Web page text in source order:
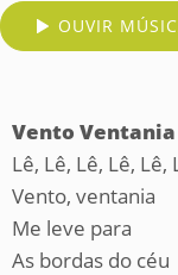
OUVIR
Vento Ventania
Lê, Lê, Lê, Lê, Lê,
Vento, ventania
Me leve para
As bordas do céu